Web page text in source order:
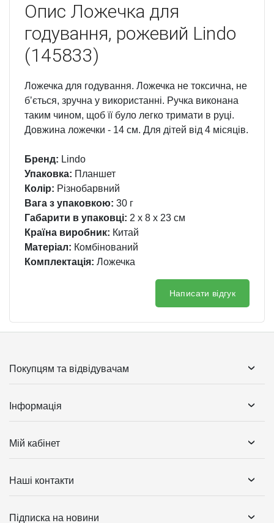
Опис Ложечка для
годування, рожевий Lindo
(145833)
Ложечка для годування. Ложечка не токсична, не
бʼється, зручна у використанні. Ручка виконана
таким чином, щоб її було легко тримати в руці.
Довжина ложечки - 14 см. Для дітей від 4 місяців.
Бренд: Lindo
Упаковка: Планшет
Колір: Різнобарвний
Вага з упаковкою: 30 г
Габарити в упаковці: 2 x 8 x 23 см
Країна виробник: Китай
Матеріал: Комбінований
Комплектація: Ложечка
Написати відгук
Покупцям та відвідувачам
Інформація
Мій кабінет
Наші контакти
Підписка на новини